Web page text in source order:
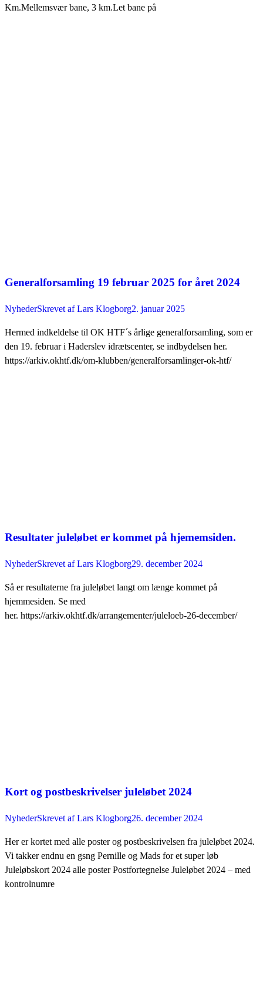
Km.Mellemsvær bane, 3 km.Let bane på
Generalforsamling 19 februar 2025 for året 2024
NyhederSkrevet afLars Klogborg2. januar 2025
Hermed indkeldelse til OK HTF´s årlige generalforsamling, som er
den 19. februar i Haderslev idrætscenter, se indbydelsen her.
https://arkiv.okhtf.dk/om-klubben/generalforsamlinger-ok-htf/
Resultater juleløbet er kommet på hjememsiden.
NyhederSkrevet afLars Klogborg29. december 2024
Så er resultaterne fra juleløbet langt om længe kommet på
hjemmesiden. Se med
her. https://arkiv.okhtf.dk/arrangementer/juleloeb-26-december/
Kort og postbeskrivelser juleløbet 2024
NyhederSkrevet afLars Klogborg26. december 2024
Her er kortet med alle poster og postbeskrivelsen fra juleløbet 2024.
Vi takker endnu en gsng Pernille og Mads for et super løb
Juleløbskort 2024 alle poster Postfortegnelse Juleløbet 2024 – med
kontrolnumre